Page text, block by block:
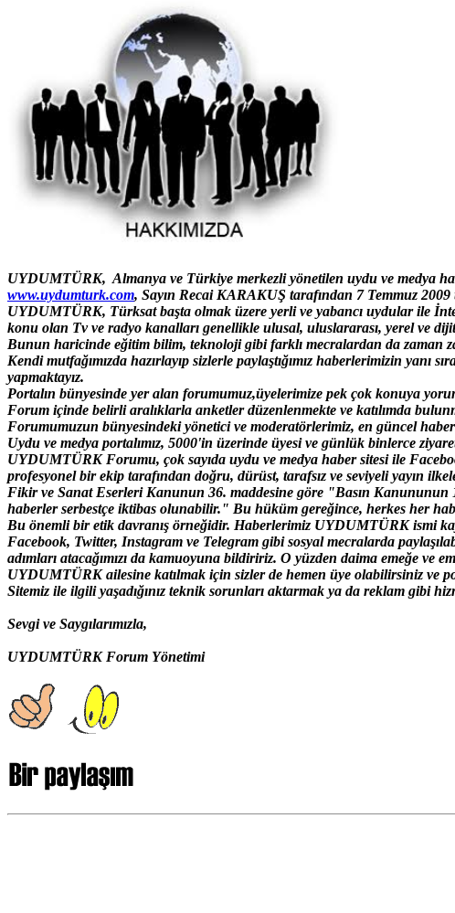
UYDUMTÜRK, Almanya ve Türkiye merkezli yönetilen uydu ve medya
www.uydumturk.com, Sayın Recai KARAKUŞ tarafından 7 Temmuz
UYDUMTÜRK, Türksat başta olmak üzere yerli ve yabancı uydular ile
konu olan Tv ve radyo kanalları genellikle ulusal, uluslararası, yerel ve
Bunun haricinde eğitim bilim, teknoloji gibi farklı mecralardan da zaman
Kendi mutfağımızda hazırlayıp sizlerle paylaştığımız haberlerimizin
yapmaktayız.
Portalın bünyesinde yer alan forumumuz,üyelerimize pek çok konuya
Forum içinde belirli aralıklarla anketler düzenlenmekte ve katılımda
Forumumuzun bünyesindeki yönetici ve moderatörlerimiz, en güncel
Uydu ve medya portalımız, 5000'in üzerinde üyesi ve günlük binlerce
UYDUMTÜRK Forumu, çok sayıda uydu ve medya haber sitesi ile
profesyonel bir ekip tarafından doğru, dürüst, tarafsız ve seviyeli yayın
Fikir ve Sanat Eserleri Kanunun 36. maddesine göre "Basın Kanununun
haberler serbestçe iktibas olunabilir." Bu hüküm gereğince, herkes her
Bu önemli bir etik davranış örneğidir. Haberlerimiz UYDUMTÜRK ismi
Facebook, Twitter, Instagram ve Telegram gibi sosyal mecralarda
adımları atacağımızı da kamuoyuna bildiririz. O yüzden daima emeğe ve
UYDUMTÜRK ailesine katılmak için sizler de hemen üye olabilirsiniz ve
Sitemiz ile ilgili yaşadığınız teknik sorunları aktarmak ya da reklam gibi
Sevgi ve Saygılarımızla,
UYDUMTÜRK Forum Yönetimi